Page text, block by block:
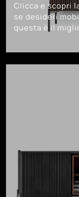
Clicca e scopri
se desideri
questa è il